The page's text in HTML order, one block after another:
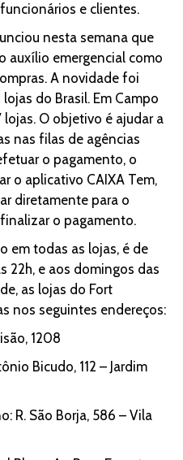
e clientes.
nesta semana que
auxílio emergencial como
A novidade foi
do Brasil. Em Campo
O objetivo é ajudar a
nas filas de agências
o pagamento, o
o aplicativo CAIXA Tem,
diretamente para o
o pagamento.
em todas as lojas, é de
22h, e aos domingos das
as lojas do Fort
nos seguintes endereços:
1208
Bicudo, 112 – Jardim
R. São Borja, 586 – Vila